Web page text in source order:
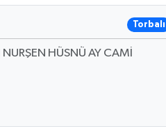
Torbalı
HÜSNÜ AY CAMİ